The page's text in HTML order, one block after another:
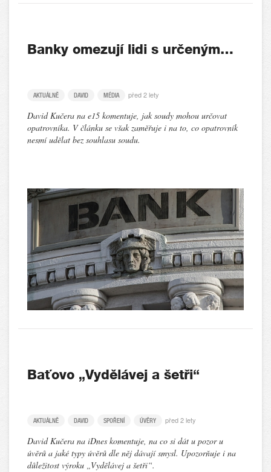
Banky omezují lidi s určeným…
AKTUÁLNĚ DAVID MÉDIA před 2 lety
David Kučera na e15 komentuje, jak soudy mohou určovat
opatrovníka. V článku se však zaměřuje i na to, co opatrovník
nesmí udělat bez souhlasu soudu.
Baťovo „Vydělávej a šetři“
AKTUÁLNĚ DAVID SPOŘENÍ ÚVĚRY před 2 lety
David Kučera na iDnes komentuje, na co si dát u pozor u
úvěrů a jaké typy úvěrů dle něj dávají smysl. Upozorňuje i na
důležitost výroku „Vydělávej a šetři“.